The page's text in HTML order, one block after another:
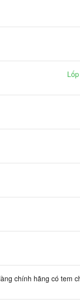
chính hãng có tem